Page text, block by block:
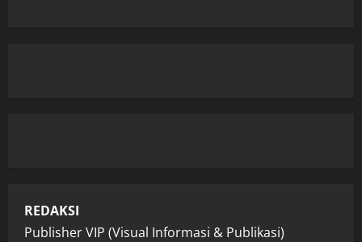
REDAKSI
Publisher VIP (Visual Informasi & Publikasi)